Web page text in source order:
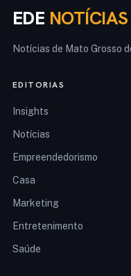
EDE NOTÍCIAS
Notícias de Mato Grosso
EDITORIAS
Insights
Notícias
Empreendedorismo
Casa
Marketing
Entretenimento
Saúde